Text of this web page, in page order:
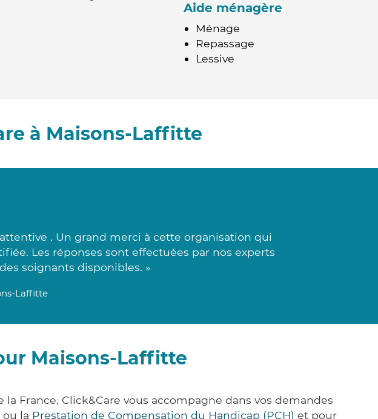
Aide ménagère
Ménage
Repassage
Lessive
à Maisons-Laffitte
. Un grand merci à cette organisation qui
Les réponses sont effectuées par nos experts
soignants disponibles. »
Laffitte
Maisons-Laffitte
France, Click&Care vous accompagne dans vos demandes
ou la Prestation de Compensation du Handicap (PCH) et pour